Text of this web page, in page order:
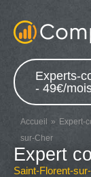
Experts-
- 49€/
Accueil Expert-
sur-Cher
Expert
Saint-Florent-